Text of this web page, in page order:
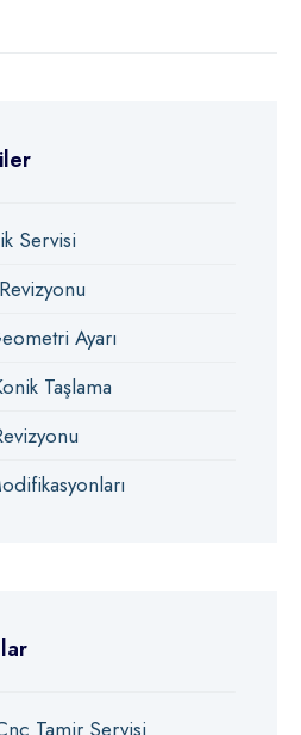
Servisi
Ayarı
Taşlama
Tamir Servisi